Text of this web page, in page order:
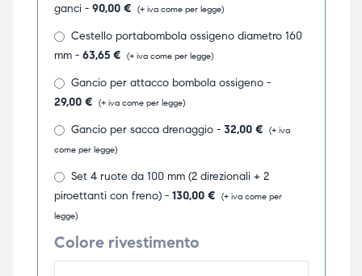
ganci - 90,00 € (+ iva come per legge)
Cestello portabombola ossigeno diametro 160
mm - 63,65 € (+ iva come per legge)
Gancio per attacco bombola ossigeno -
29,00 € (+ iva come per legge)
Gancio per sacca drenaggio - 32,00 € (+ iva
come per legge)
Set 4 ruote da 100 mm (2 direzionali + 2
piroettanti con freno) - 130,00 € (+ iva come per
legge)
Colore rivestimento